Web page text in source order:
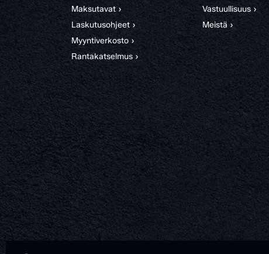
Maksutavat ›
Laskutusohjeet ›
Myyntiverkosto ›
Rantakatselmus ›
Vastuullisuus ›
Meistä ›